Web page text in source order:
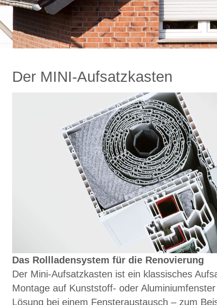
Der MINI-Aufsatzkasten
Das Rollladensystem für die Renovierung
Der Mini-Aufsatzkasten ist ein klassisches
Montage auf Kunststoff- oder
Lösung bei einem Fensteraustausch – zum